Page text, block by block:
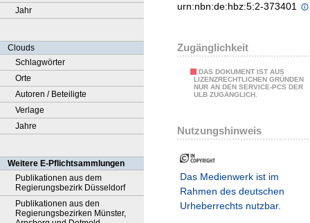
Jahr
Clouds
Schlagwörter
Orte
Autoren / Beteiligte
Verlage
Jahre
Weitere E-Pflichtsammlungen
Publikationen aus dem
Regierungsbezirk Düsseldorf
Publikationen aus den
Regierungsbezirken Münster,
urn:nbn:de:hbz:5:2-373401
Zugänglichkeit
DAS DOKUMENT IST AUS
LIZENZRECHTLICHEN GRÜNDEN
NUR AN DEN SERVICE-PCS DER
ULB ZUGÄNGLICH.
Nutzungshinweis
Das Medienwerk ist im
Rahmen des deutschen
Urheberrechts nutzbar.